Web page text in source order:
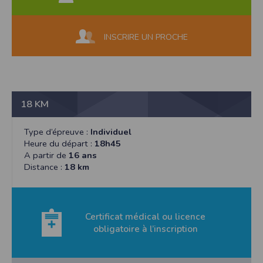
INSCRIRE UN PROCHE
18 KM
Type d’épreuve : Individuel
Heure du départ : 18h45
A partir de 16 ans
Distance : 18 km
Certificat médical ou licence
obligatoire à l’inscription